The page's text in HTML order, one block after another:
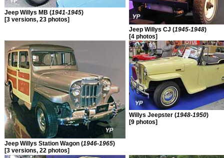
Jeep Willys MB (1941-1945)
[3 versions, 23 photos]
Jeep Willys CJ (1945-1948)
[4 photos]
Jeep Willys Station Wagon (1946-1965)
[3 versions, 22 photos]
Willys Jeepster (1948-1950)
[9 photos]